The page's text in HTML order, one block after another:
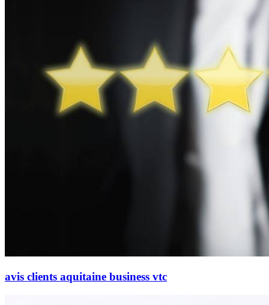
avis clients aquitaine business vtc